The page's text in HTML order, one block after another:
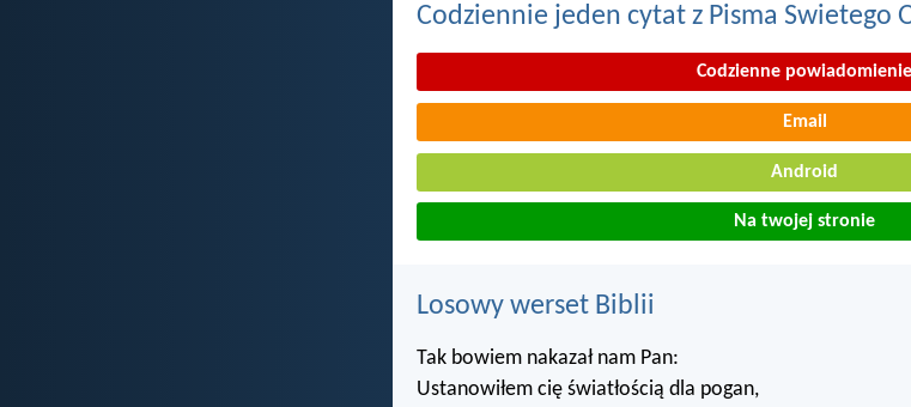
Codziennie jeden cytat z Pisma Swietego
Codzienne powiadomienie
Email
Android
Na twojej stronie
Losowy werset Biblii
Tak bowiem nakazał nam Pan:
Ustanowiłem cię światłością dla pogan,